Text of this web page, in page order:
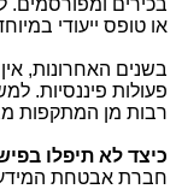
בכירים
או טופס ייעודי
בשנים האחרונות,
פעולות פיננסיות.
רבות מן המתקפות
כיצד לא תיפלו
חברת אבטחת